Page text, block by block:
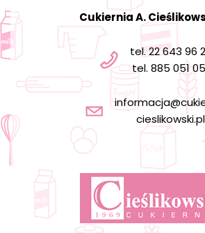
Cukiernia A.
tel. 22 643 96
tel. 885 051
cieslikowski.pl